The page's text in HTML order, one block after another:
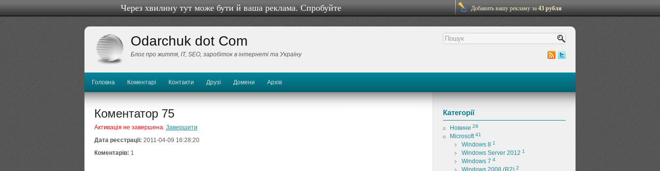
Через хвилину тут може бути й ваша реклама. Спробуйте Добавить вашу рекламу за43 рубля
Odarchuk dot Com
Блог про життя, IТ, SEO, заробіток в інтернеті та Україну
Головна Коментарі Контакти Друзі Домени Архів
Коментатор 75
Активація не завершена. Завершити
Дата реєстрації: 2011-04-09 16:28:20
Коментарів: 1
Категорії
Новини 29
Microsoft41
Windows 8 1
Windows Server 2012 1
Windows 7 4
Windows 2008 (R2) 2